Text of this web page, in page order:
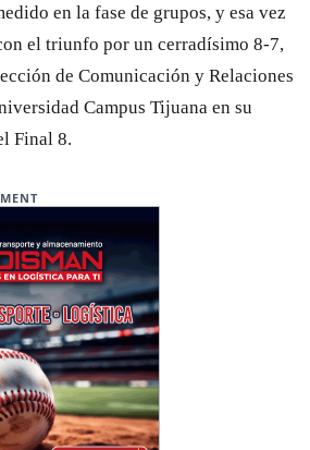
en la fase de grupos, y esa vez
el triunfo por un cerradísimo 8-7,
de Comunicación y Relaciones
Campus Tijuana en su
Final 8.